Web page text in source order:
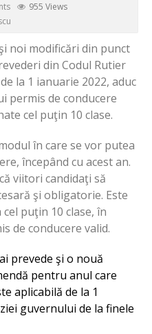
955 Views
noi modificări din punct
din Codul Rutier
la 1 ianuarie 2022, aduc
permis de conducere
cel puţin 10 clase.
în care se vor putea
începând cu acest an.
viitori candidaţi să
şi obligatorie. Este
puţin 10 clase, în
de conducere valid.
prevede şi o nouă
pentru anul care
aplicabilă de la 1
guvernului de la finele